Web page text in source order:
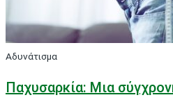
Αδυνάτισμα
Παχυσαρκία: Μια